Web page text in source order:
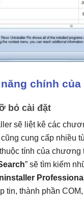
chính
bỏ cài đặt
sẽ liệt kê các
cung cấp nhiều
tính của
” sẽ tìm kiếm
Professional
tin, thành phần